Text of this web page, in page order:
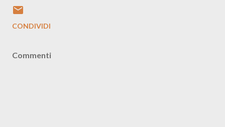
CONDIVIDI
Commenti